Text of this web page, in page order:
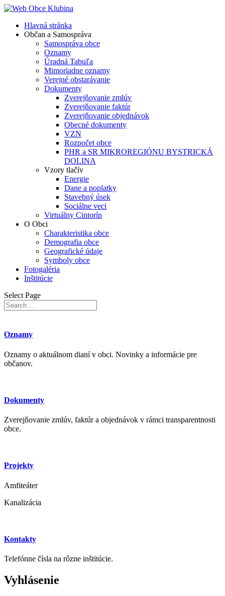
Hlavná stránka
Občan a Samospráva
Samospráva obce
Oznamy
Úradná Tabuľa
Mimoriadne oznamy
Verejné obstarávanie
Dokumenty
Zverejňovanie zmlúv
Zverejňovanie faktúr
Zverejňovanie objednávok
Obecné dokumenty
VZN
Rozpočet obce
PHR a SR MIKROREGIÓNU BYSTRICKÁ
DOLINA
Vzory tlačív
Energie
Dane a poplatky
Stavebný úsek
Sociálne veci
Virtuálny Cintorín
O Obci
Charakteristika obce
Demografia obce
Geografické údaje
Symboly obce
Fotogaléria
Inštitúcie
Select Page
Oznamy
Oznamy o aktuálnom dianí v obci. Novinky a informácie pre
občanov.
Dokumenty
Zverejňovanie zmlúv, faktúr a objednávok v rámci transparentnosti
obce.
Projekty
Amfiteáter
Kanalizácia
Kontakty
Telefónne čísla na rôzne inštitúcie.
Vyhlásenie